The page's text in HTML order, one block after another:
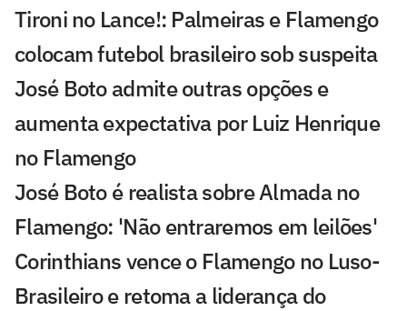
Tironi no Lance!: Palmeiras e Flamengo
colocam futebol brasileiro sob suspeita
José Boto admite outras opções e
aumenta expectativa por Luiz Henrique
no Flamengo
José Boto é realista sobre Almada no
Flamengo: 'Não entraremos em leilões'
Corinthians vence o Flamengo no Luso-
Brasileiro e retoma a liderança do